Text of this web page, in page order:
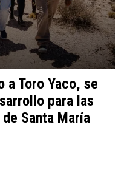
a Toro Yaco, se
para las
Santa María